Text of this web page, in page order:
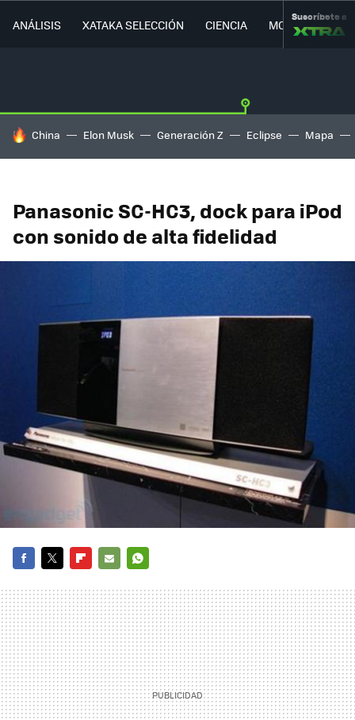
ANÁLISIS XATAKA SELECCIÓN CIENCIA MOVILIDAD
Suscríbete a
HOY SE HABLA DE
China Elon Musk Generación Z Eclipse Mapa
Panasonic SC-HC3, dock para iPod
con sonido de alta fidelidad
MAIL